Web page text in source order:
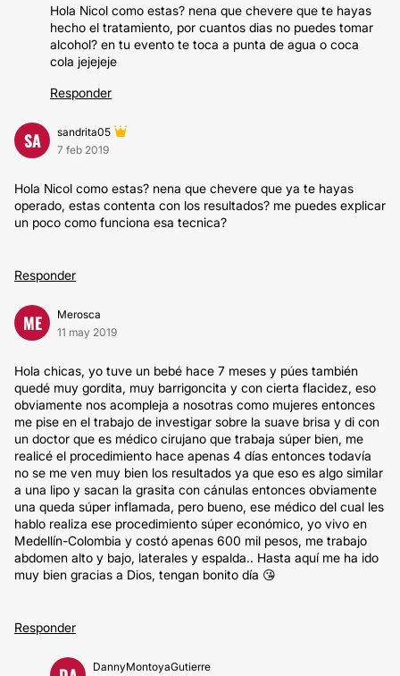
Hola Nicol como estas? nena que chevere que te hayas
hecho el tratamiento, por cuantos dias no puedes tomar
alcohol? en tu evento te toca a punta de agua o coca
cola jejejeje
Responder
SA
sandrita05
7 feb 2019
Hola Nicol como estas? nena que chevere que ya te hayas
operado, estas contenta con los resultados? me puedes explicar
un poco como funciona esa tecnica?
Responder
ME
Merosca
11 may 2019
Hola chicas, yo tuve un bebé hace 7 meses y púes también
quedé muy gordita, muy barrigoncita y con cierta flacidez, eso
obviamente nos acompleja a nosotras como mujeres entonces
me pise en el trabajo de investigar sobre la suave brisa y di con
un doctor que es médico cirujano que trabaja súper bien, me
realicé el procedimiento hace apenas 4 días entonces todavía
no se me ven muy bien los resultados ya que eso es algo similar
a una lipo y sacan la grasita con cánulas entonces obviamente
una queda súper inflamada, pero bueno, ese médico del cual les
hablo realiza ese procedimiento súper económico, yo vivo en
Medellín-Colombia y costó apenas 600 mil pesos, me trabajo
abdomen alto y bajo, laterales y espalda.. Hasta aquí me ha ido
muy bien gracias a Dios, tengan bonito día 😘
Responder
DannyMontoyaGutierre